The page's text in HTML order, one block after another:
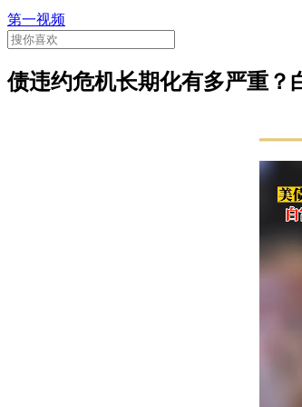
第一视频
债违约危机长期化有多严重？